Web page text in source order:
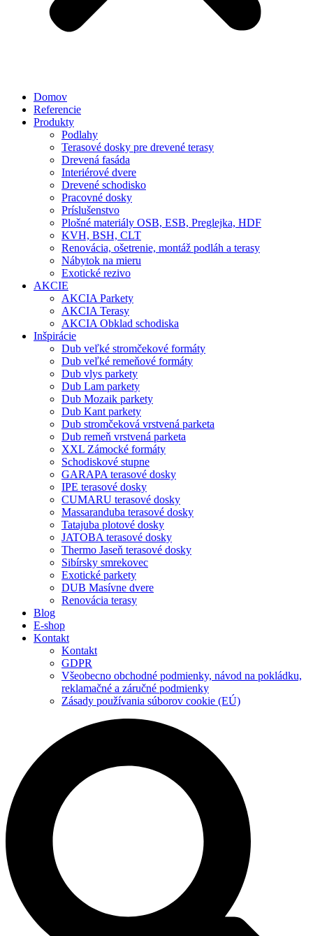
Domov
Referencie
Produkty
Podlahy
Terasové dosky pre drevené terasy
Drevená fasáda
Interiérové dvere
Drevené schodisko
Pracovné dosky
Príslušenstvo
Plošné materiály OSB, ESB, Preglejka, HDF
KVH, BSH, CLT
Renovácia, ošetrenie, montáž podláh a terasy
Nábytok na mieru
Exotické rezivo
AKCIE
AKCIA Parkety
AKCIA Terasy
AKCIA Obklad schodiska
Inšpirácie
Dub veľké stromčekové formáty
Dub veľké remeňové formáty
Dub vlys parkety
Dub Lam parkety
Dub Mozaik parkety
Dub Kant parkety
Dub stromčeková vrstvená parketa
Dub remeň vrstvená parketa
XXL Zámocké formáty
Schodiskové stupne
GARAPA terasové dosky
IPE terasové dosky
CUMARU terasové dosky
Massaranduba terasové dosky
Tatajuba plotové dosky
JATOBA terasové dosky
Thermo Jaseň terasové dosky
Sibírsky smrekovec
Exotické parkety
DUB Masívne dvere
Renovácia terasy
Blog
E-shop
Kontakt
Kontakt
GDPR
Všeobecno obchodné podmienky, návod na pokládku,
reklamačné a záručné podmienky
Zásady používania súborov cookie (EÚ)